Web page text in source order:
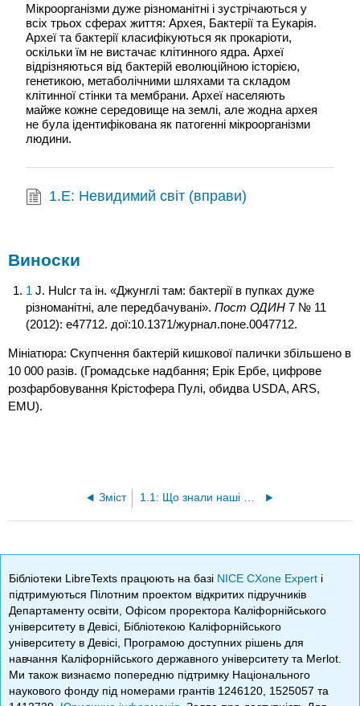
Мікроорганізми дуже різноманітні і зустрічаються у
всіх трьох сферах життя: Архея, Бактерії та Еукарія.
Археї та бактерії класифікуються як прокаріоти,
оскільки їм не вистачає клітинного ядра. Археї
відрізняються від бактерій еволюційною історією,
генетикою, метаболічними шляхами та складом
клітинної стінки та мембрани. Археї населяють
майже кожне середовище на землі, але жодна архея
не була ідентифікована як патогенні мікроорганізми
людини.
1.E: Невидимий світ (вправи)
Виноски
1 J. Hulcr та ін. «Джунглі там: бактерії в пупках дуже
різноманітні, але передбачувані». Пост ОДИН7 № 11
(2012): e47712. дої:10.1371/журнал.поне.0047712.
Мініатюра: Скупчення бактерій кишкової палички збільшено в
10 000 разів. (Громадське надбання; Ерік Ербе, цифрове
розфарбовування Крістофера Пулі, обидва USDA, ARS,
EMU).
Зміст 1.1: Що знали наші предки
Бібліотеки LibreTexts працюють на базі NICE CXone Expert і
підтримуються Пілотним проектом відкритих підручників
Департаменту освіти, Офісом проректора Каліфорнійського
університету в Девісі, Бібліотекою Каліфорнійського
університету в Девісі, Програмою доступних рішень для
навчання Каліфорнійського державного університету та Merlot.
Ми також визнаємо попередню підтримку Національного
наукового фонду під номерами грантів 1246120, 1525057 та